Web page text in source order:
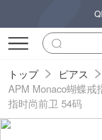
トップ
ピアス
APM Monaco蝴蝶
指时尚前卫 54码